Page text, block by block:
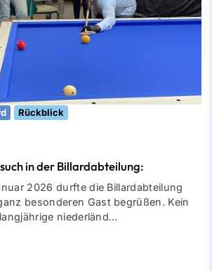
Rückblick
in der Billardabteilung:
2026 durfte die Billardabteilung
besonderen Gast begrüßen. Kein
niederländ…